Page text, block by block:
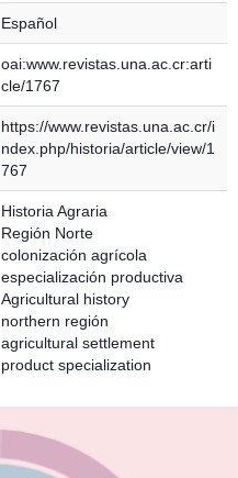
Español
oai:www.revistas.una.ac.cr:arti
cle/1767
https://www.revistas.una.ac.cr/i
ndex.php/historia/article/view/1
767
Historia Agraria
Región Norte
colonización agrícola
especialización productiva
Agricultural history
northern región
agricultural settlement
product specialization